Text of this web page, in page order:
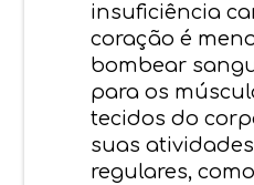
insuficiência
coração é
bombear
para os
tecidos do
suas
regulares,